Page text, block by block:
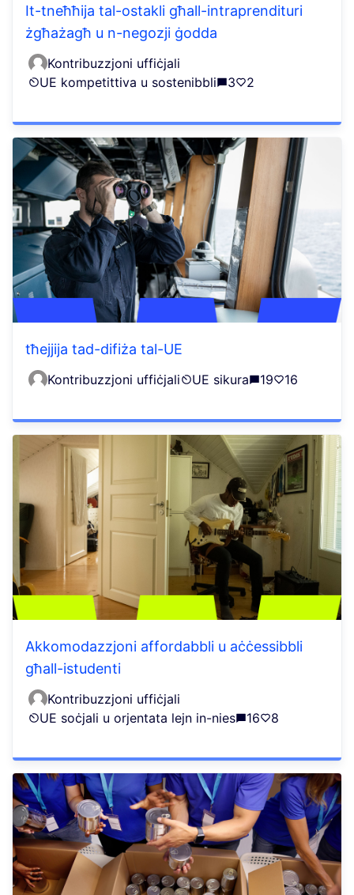
It-tneħħija tal-ostakli għall-intraprendituri
żgħażagħ u n-negozji ġodda
Kontribuzzjoni uffiċjali
UE kompetittiva u sostenibbli
3 2
tħejjija tad-difiża tal-UE
Kontribuzzjoni uffiċjali UE sikura 19 16
Akkomodazzjoni affordabbli u aċċessibbli
għall-istudenti
Kontribuzzjoni uffiċjali
UE soċjali u orjentata lejn in-nies
16 8